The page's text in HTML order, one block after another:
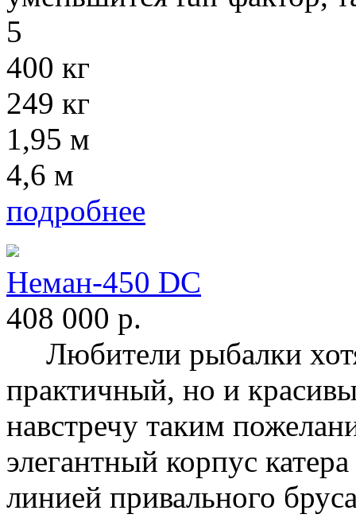
5
400 кг
249 кг
1,95 м
4,6 м
подробнее
Неман-450 DC
408 000 р.
Любители рыбалки
практичный, но и
навстречу таким
элегантный корпус
линией привального